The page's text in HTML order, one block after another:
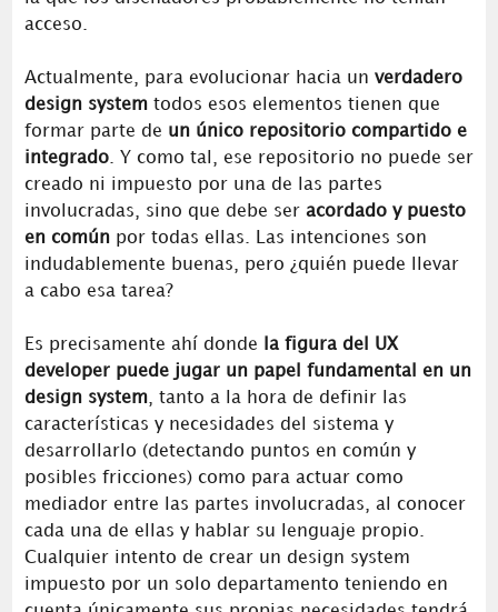
acceso.
Actualmente, para evolucionar hacia un verdadero
design systemtodos esos elementos tienen que
formar parte de un único repositorio compartido e
integrado. Y como tal, ese repositorio no puede ser
creado ni impuesto por una de las partes
involucradas, sino que debe ser acordado y puesto
en comúnpor todas ellas. Las intenciones son
indudablemente buenas, pero ¿quién puede llevar
a cabo esa tarea?
Es precisamente ahí donde
la figura del UX
developer puede jugar un papel fundamental en un
design system, tanto a la hora de definir las
características y necesidades del sistema y
desarrollarlo (detectando puntos en común y
posibles fricciones) como para actuar como
mediador entre las partes involucradas, al conocer
cada una de ellas y hablar su lenguaje propio.
Cualquier intento de crear un design system
impuesto por un solo departamento teniendo en